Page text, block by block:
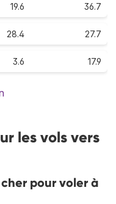
19.6 36.7
28.4 27.7
3.6 17.9
les vols vers
pour voler à